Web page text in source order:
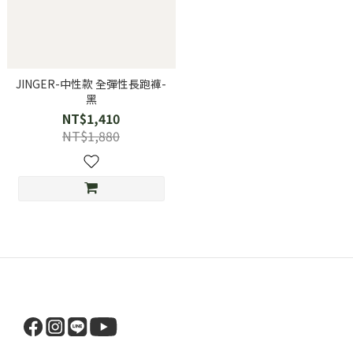
JINGER-中性款 全彈性長跑褲-
黑
NT$1,410
NT$1,880